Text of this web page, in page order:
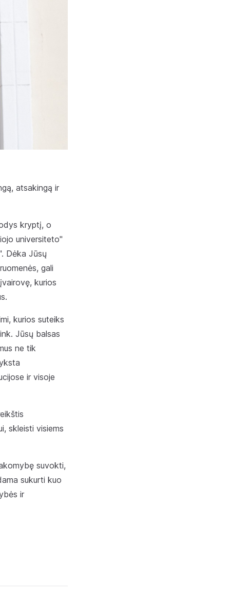
atsakingą ir
kryptį, o
universiteto"
Dėka Jūsų
gali
kurios
kurios suteiks
Jūsų balsas
ne tik
ir visoje
skleisti visiems
suvokti,
sukurti kuo
ir